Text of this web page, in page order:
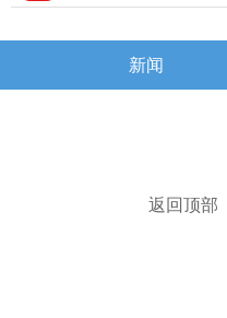
新闻
返回顶部